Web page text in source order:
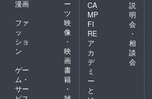
漫画
ー
ツ
ファ
ッ
ショ
ン
映
像
・
映
画
ゲー
ム・
サー
書
籍
・
CA
MP
FI
RE
ア
カ
デ
ミ
ー
と
説
明
会
・
相
談
会